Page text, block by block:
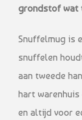
grondstof wat
Snuffelmug is
snuffelen
aan tweede
hart warenhuis
en altijd voor